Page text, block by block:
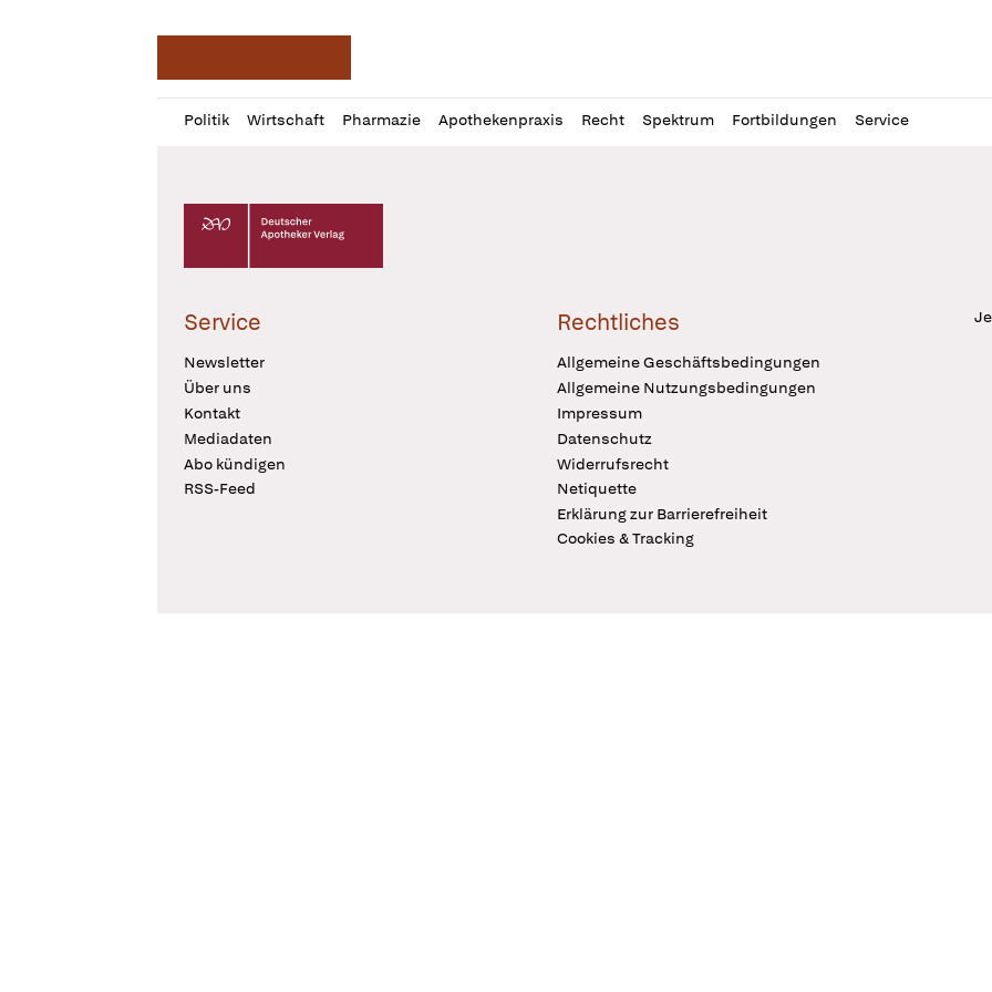
Politik Wirtschaft Pharmazie Apothekenpraxis Recht Spektrum Fortbildungen Service
Profil
öffnen
Daz
Pur
Deutscher Apotheker Verlag Logo
Service
Newsletter
Über uns
Kontakt
Mediadaten
Abo kündigen
RSS-Feed
Rechtliches
Allgemeine Geschäftsbedingungen
Allgemeine Nutzungsbedingungen
Impressum
Datenschutz
Widerrufsrecht
Netiquette
Erklärung zur Barrierefreiheit
Cookies & Tracking